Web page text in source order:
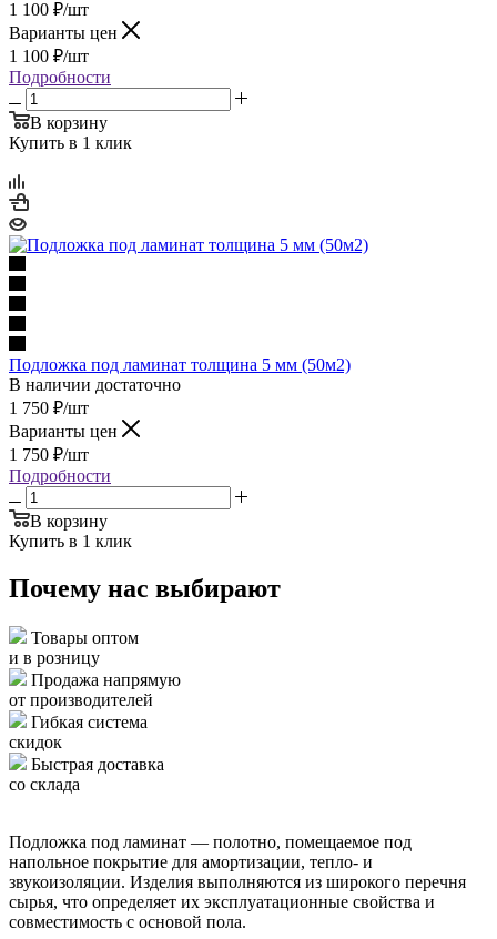
1 100 ₽/шт
Варианты цен
1 100 ₽/шт
Подробности
В корзину
Купить в 1 клик
Подложка под ламинат толщина 5 мм (50м2)
В наличии достаточно
1 750 ₽/шт
Варианты цен
1 750 ₽/шт
Подробности
В корзину
Купить в 1 клик
Почему нас выбирают
Товары оптом
и в розницу
Продажа напрямую
от производителей
Гибкая система
скидок
Быстрая доставка
со склада
Подложка под ламинат — полотно, помещаемое под
напольное покрытие для амортизации, тепло- и
звукоизоляции. Изделия выполняются из широкого перечня
сырья, что определяет их эксплуатационные свойства и
совместимость с основой пола.